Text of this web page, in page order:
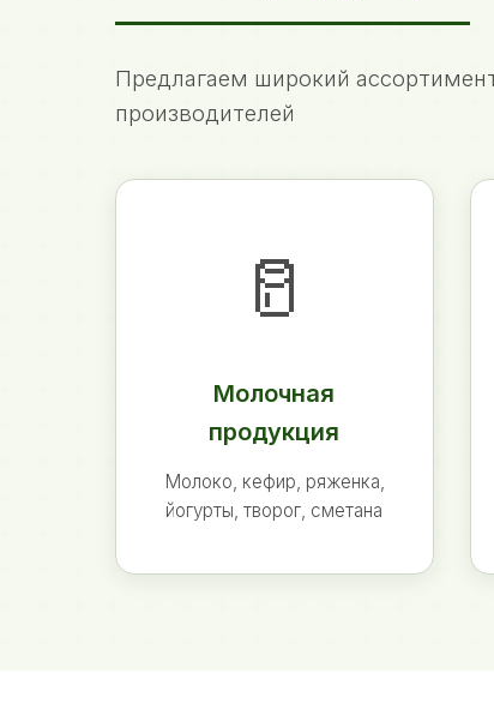
Предлагаем широкий
производителей
🥛
Молочная
продукция
Молоко, кефир, ряженка,
йогурты, творог, сметана